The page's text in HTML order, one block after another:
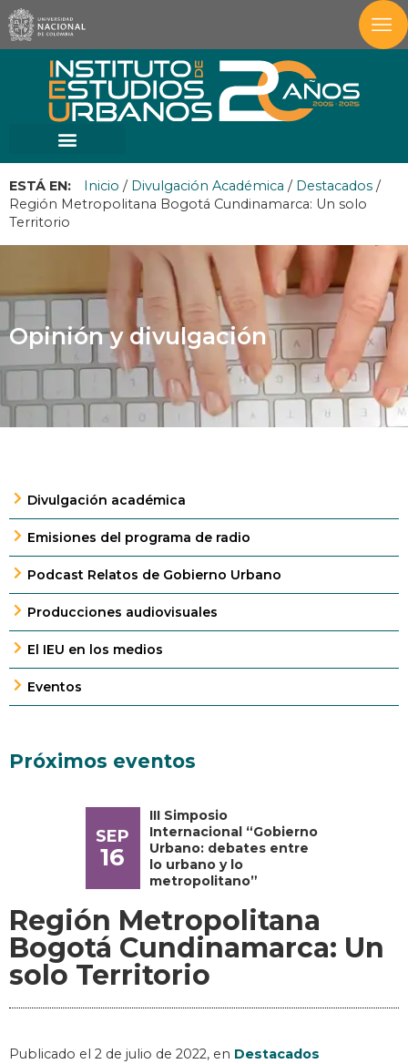
ESTÁ EN: Inicio / Divulgación Académica / Destacados /
Región Metropolitana Bogotá Cundinamarca: Un solo
Territorio
Opinión y divulgación
Divulgación académica
Emisiones del programa de radio
Podcast Relatos de Gobierno Urbano
Producciones audiovisuales
El IEU en los medios
Eventos
Próximos eventos
SEP
16
III Simposio
Internacional “Gobierno
Urbano: debates entre
lo urbano y lo
metropolitano”
Región Metropolitana
Bogotá Cundinamarca: Un
solo Territorio
Publicado el 2 de julio de 2022, en Destacados